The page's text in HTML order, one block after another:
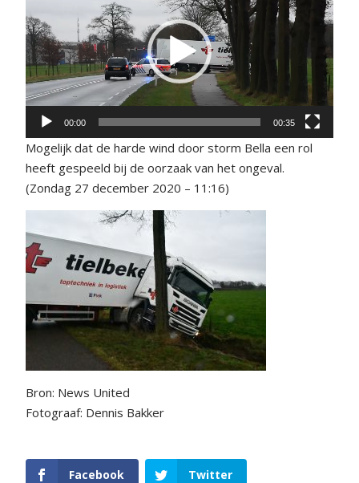
00:00 00:35
Mogelijk dat de harde wind door storm Bella een rol
heeft gespeeld bij de oorzaak van het ongeval.
(Zondag 27 december 2020 – 11:16)
Bron: News United
Fotograaf: Dennis Bakker
Facebook Twitter